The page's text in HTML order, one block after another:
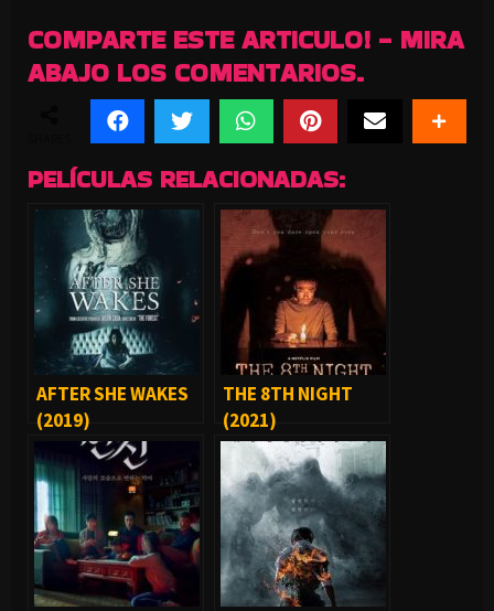
COMPARTE ESTE ARTICULO! - MIRA
ABAJO LOS COMENTARIOS.
PELÍCULAS RELACIONADAS:
AFTER SHE WAKES
(2019)
THE 8TH NIGHT
(2021)